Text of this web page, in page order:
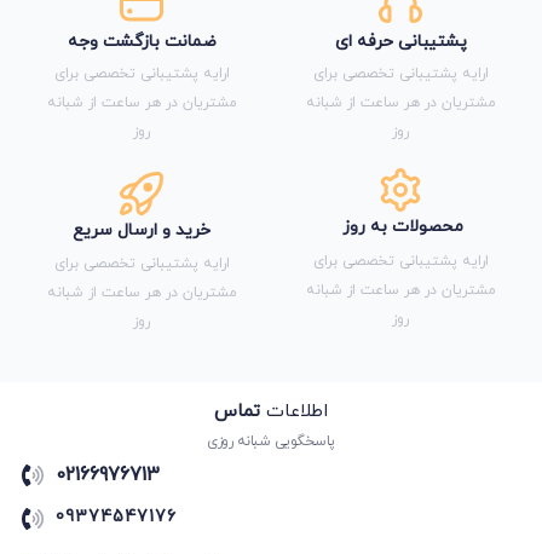
پشتیبانی حرفه ای
ارایه پشتیبانی تخصصی برای
مشتریان در هر ساعت از شبانه
روز
ضمانت بازگشت وجه
ارایه پشتیبانی تخصصی برای
مشتریان در هر ساعت از شبانه
روز
محصولات به روز
ارایه پشتیبانی تخصصی برای
مشتریان در هر ساعت از شبانه
روز
خرید و ارسال سریع
ارایه پشتیبانی تخصصی برای
مشتریان در هر ساعت از شبانه
روز
اطلاعات تماس
پاسخگویی شبانه روزی
02166976713
09374547176